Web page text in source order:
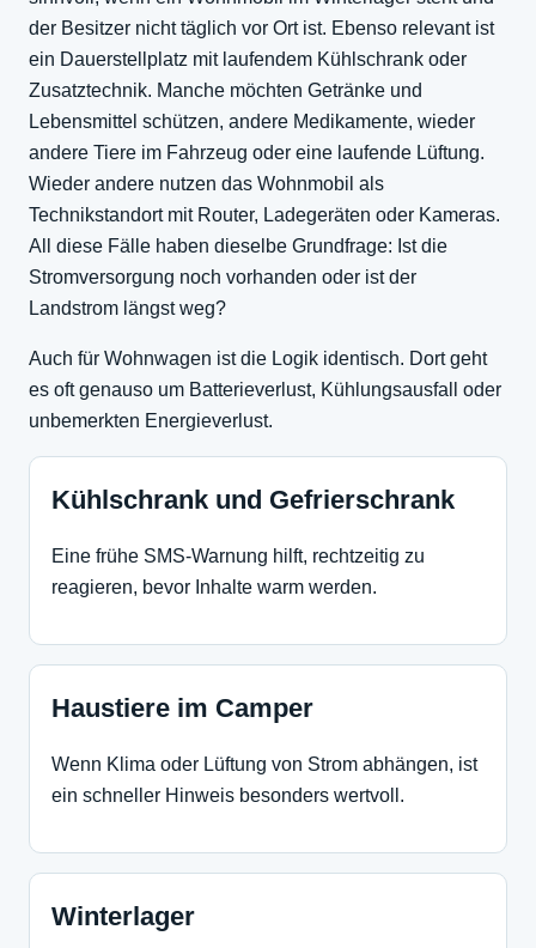
der Besitzer nicht täglich vor Ort ist. Ebenso relevant ist
ein Dauerstellplatz mit laufendem Kühlschrank oder
Zusatztechnik. Manche möchten Getränke und
Lebensmittel schützen, andere Medikamente, wieder
andere Tiere im Fahrzeug oder eine laufende Lüftung.
Wieder andere nutzen das Wohnmobil als
Technikstandort mit Router, Ladegeräten oder Kameras.
All diese Fälle haben dieselbe Grundfrage: Ist die
Stromversorgung noch vorhanden oder ist der
Landstrom längst weg?
Auch für Wohnwagen ist die Logik identisch. Dort geht
es oft genauso um Batterieverlust, Kühlungsausfall oder
unbemerkten Energieverlust.
Kühlschrank und Gefrierschrank
Eine frühe SMS-Warnung hilft, rechtzeitig zu
reagieren, bevor Inhalte warm werden.
Haustiere im Camper
Wenn Klima oder Lüftung von Strom abhängen, ist
ein schneller Hinweis besonders wertvoll.
Winterlager